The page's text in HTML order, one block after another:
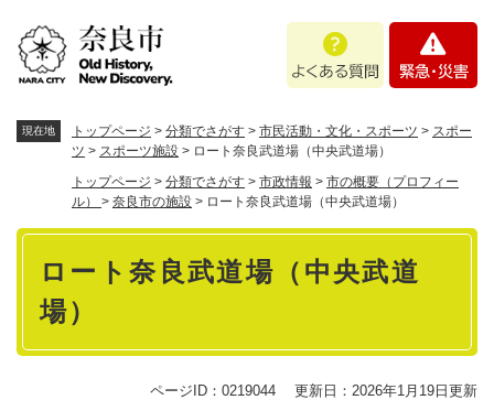
あ
問
・
現在地 トップページ > 分類でさがす > 市民活動・文化・スポーツ > スポー
ツ > スポーツ施設 > ロート奈良武道場（中央武道場）
トップページ > 分類でさがす > 市政情報 > 市の概要（プロフィー
ル） > 奈良市の施設 > ロート奈良武道場（中央武道場）
本
ロート奈良武道場（中央武道
場）
ページID：0219044 更新日：2026年1月19日更新